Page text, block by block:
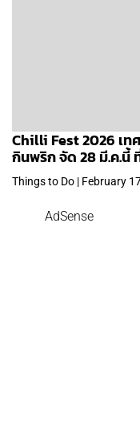
Chilli Fest 2026 เ
กินพริก จัด 28 มี.ค.นี้
Things to Do | February
AdSense